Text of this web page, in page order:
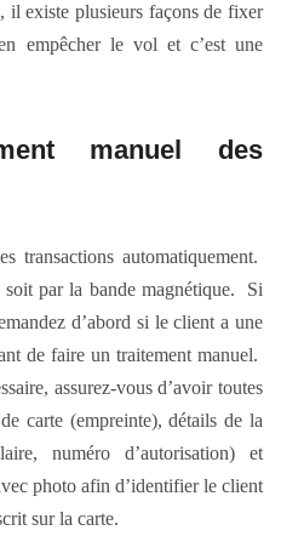
existe plusieurs façons de fixer
empêcher le vol et c’est une
manuel des
automatiquement.
par la bande magnétique. Si
d’abord si le client a une
de faire un traitement manuel.
assurez-vous d’avoir toutes
carte (empreinte), détails de la
numéro d’autorisation) et
photo afin d’identifier le client
sur la carte.